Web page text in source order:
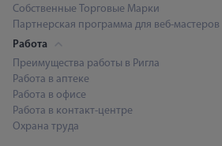
Собственные Торговые Марки
Партнерская программа для веб-мастеров
Работа
Преимущества работы в Ригла
Работа в аптеке
Работа в офисе
Работа в контакт-центре
Охрана труда